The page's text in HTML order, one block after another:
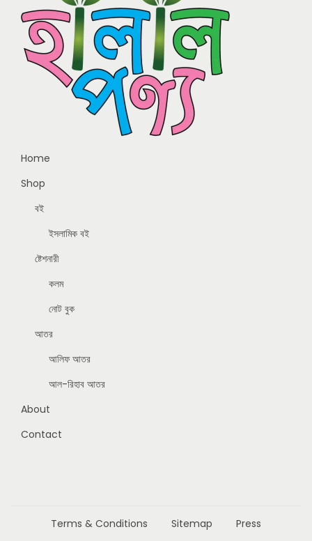
Home
Shop
বই
ইসলামিক বই
ষ্টেশনারী
কলম
নোট বুক
আতর
আলিফ আতর
আল-রিহাব আতর
About
Contact
Terms & Conditions Sitemap Press